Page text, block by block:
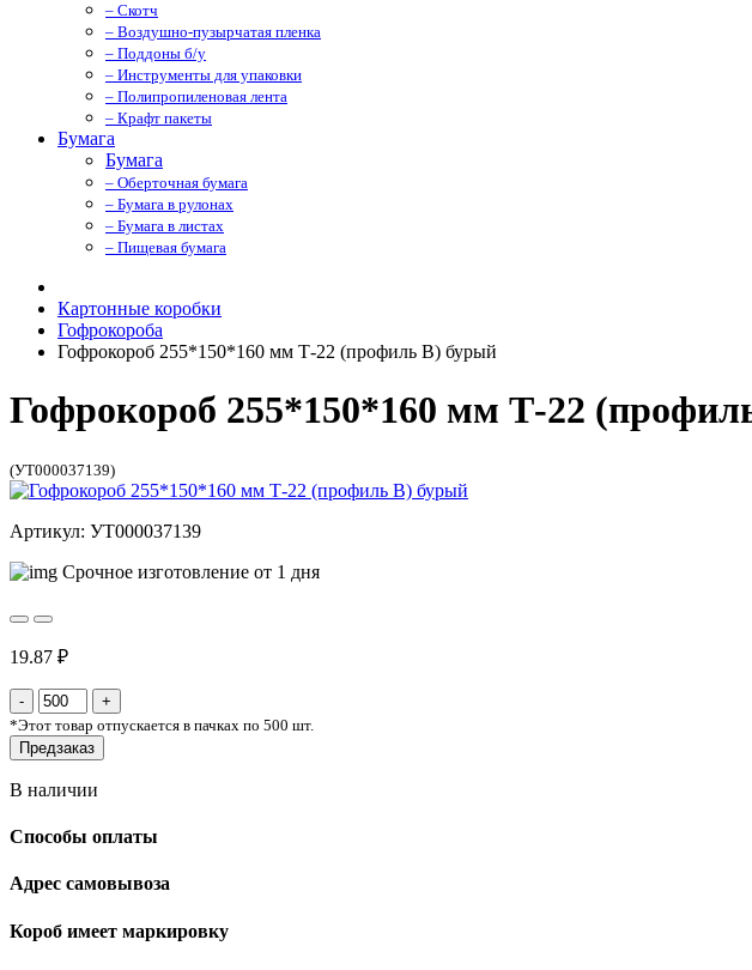
– Скотч
– Воздушно-пузырчатая пленка
– Поддоны б/у
– Инструменты для упаковки
– Полипропиленовая лента
– Крафт пакеты
Бумага
Бумага
– Оберточная бумага
– Бумага в рулонах
– Бумага в листах
– Пищевая бумага
Картонные коробки
Гофрокороба
Гофрокороб 255*150*160 мм Т-22 (профиль B) бурый
Гофрокороб 255*150*160 мм Т-22
(УТ000037139)
Артикул: УТ000037139
Срочное изготовление от 1 дня
19.87 ₽
*Этот товар отпускается в пачках по 500 шт.
Предзаказ
В наличии
Способы оплаты
Адрес самовывоза
Короб имеет маркировку